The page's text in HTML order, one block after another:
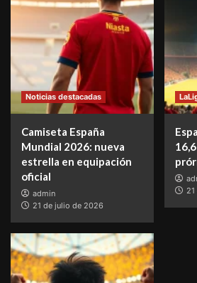
Noticias destacadas
Camiseta España
Mundial 2026: nueva
estrella en equipación
oficial
admin
21 de julio de 2026